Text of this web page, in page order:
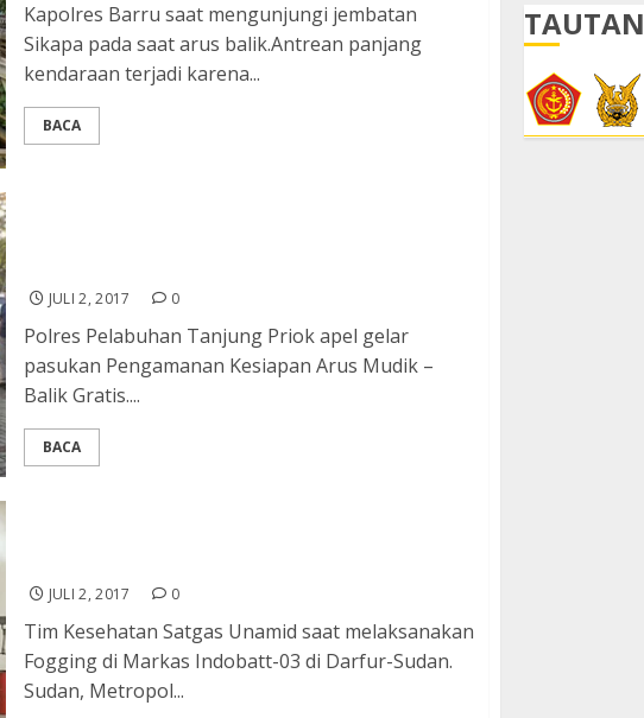
Kapolres Barru saat mengunjungi jembatan
Sikapa pada saat arus balik.Antrean panjang
kendaraan terjadi karena...
BACA
JULI 2, 2017 0
Polres Pelabuhan Tanjung Priok apel gelar
pasukan Pengamanan Kesiapan Arus Mudik –
Balik Gratis....
BACA
JULI 2, 2017 0
Tim Kesehatan Satgas Unamid saat melaksanakan
Fogging di Markas Indobatt-03 di Darfur-Sudan.
Sudan, Metropol...
TAUTAN